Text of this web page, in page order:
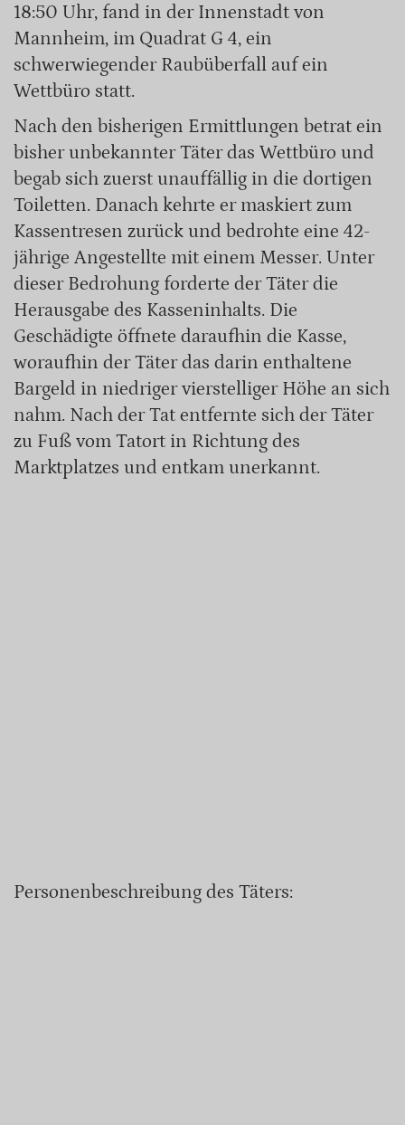
18:50 Uhr, fand in der Innenstadt von
Mannheim, im Quadrat G 4, ein
schwerwiegender Raubüberfall auf ein
Wettbüro statt.
Nach den bisherigen Ermittlungen betrat ein
bisher unbekannter Täter das Wettbüro und
begab sich zuerst unauffällig in die dortigen
Toiletten. Danach kehrte er maskiert zum
Kassentresen zurück und bedrohte eine 42-
jährige Angestellte mit einem Messer. Unter
dieser Bedrohung forderte der Täter die
Herausgabe des Kasseninhalts. Die
Geschädigte öffnete daraufhin die Kasse,
woraufhin der Täter das darin enthaltene
Bargeld in niedriger vierstelliger Höhe an sich
nahm. Nach der Tat entfernte sich der Täter
zu Fuß vom Tatort in Richtung des
Marktplatzes und entkam unerkannt.
Personenbeschreibung des Täters: